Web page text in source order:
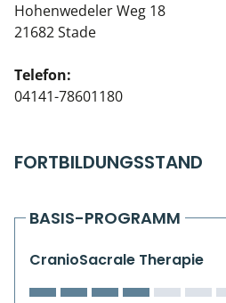
Hohenwedeler Weg 18
21682 Stade
Telefon:
04141-78601180
FORTBILDUNGSSTAND
BASIS-PROGRAMM
CranioSacrale Therapie
Klinische & Praktische Kurse
Live Online-Kurse